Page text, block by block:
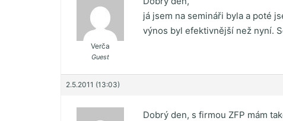
Verča
Guest
já jsem na semináři byla a poté
výnos byl efektivnější než nyní.
2.5.2011 (13:03)
Dobrý den, s firmou ZFP mám